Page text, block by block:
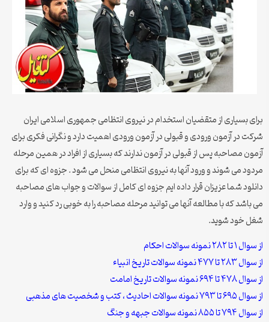
برای بسیاری از متقضیان استخدام در نیروی انتظامی جمهوری اسلامی ایران
شرکت در آزمون ورودی و قبولی در آزمون ورودی اهمیت دارد و نگرانی فکری برای
آزمون مصاحبه پس از قبولی در آزمون ندارند که بسیاری از افراد در همین مرحله
مردود می شوند و ورود آنها به نیروی انتظامی منحل می شود . جزوه ای که برای
دانلود شما عزیزان قرار داده ایم جزوه ای کامل از سوالات و جواب های مصاحبه
می باشد که با مطالعه آنها می توانید مرحله مصاحبه را به خوبی رد کنید و وارد
شغل خود شوید.
از سوال ۱ تا ۲۸۲ نمونه سوالات احکام
از سوال ۲۸۳ تا ۴۷۷ نمونه سوالات تاریخ انبیاء
از سوال ۴۷۸ تا ۶۹۴ نمونه سوالات تاریخ امامت
از سوال ۶۹۵ تا ۷۹۳ نمونه سوالات احادیث ، کتب و شخصیت های مذهبی
از سوال ۷۹۴ تا ۸۵۵ نمونه سوالات جبهه و جنگ